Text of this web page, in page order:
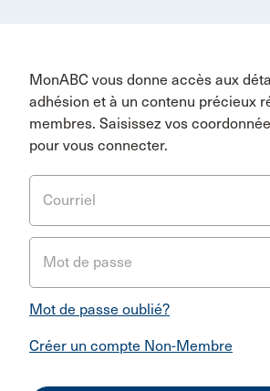
MonABC vous donne accès aux
adhésion et à un contenu précieux
membres. Saisissez vos
pour vous connecter.
Courriel
Mot de passe
Mot de passe oublié?
Créer un compte Non-Membre